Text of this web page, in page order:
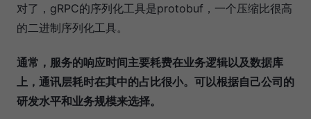
对了，gRPC的序列化工具是protobuf，一个压缩比很高
的二进制序列化工具。
通常，服务的响应时间主要耗费在业务逻辑以及数据库
上，通讯层耗时在其中的占比很小。可以根据自己公司的
研发水平和业务规模来选择。